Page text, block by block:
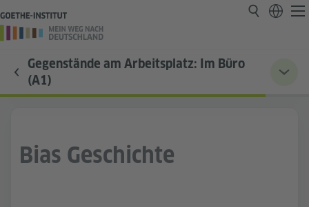
Gegenstände am Arbeitsplatz: Im Büro
(A1)
Bias Geschichte